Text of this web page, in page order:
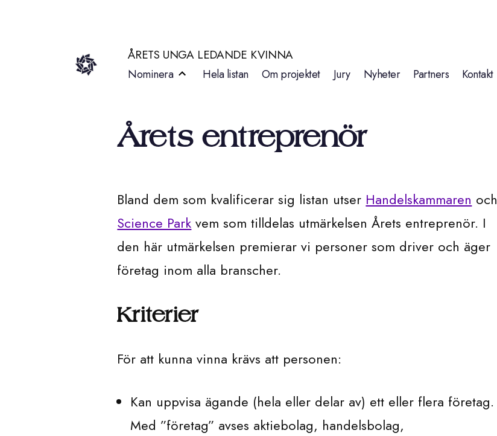
ÅRETS UNGA LEDANDE KVINNA
Nominera Hela listan Om projektet Jury Nyheter Partners Kontakt
Årets entreprenör
Bland dem som kvalificerar sig listan utser Handelskammaren och
Science Park vem som tilldelas utmärkelsen Årets entreprenör. I
den här utmärkelsen premierar vi personer som driver och äger
företag inom alla branscher.
Kriterier
För att kunna vinna krävs att personen:
Kan uppvisa ägande (hela eller delar av) ett eller flera företag.
Med ”företag” avses aktiebolag, handelsbolag,